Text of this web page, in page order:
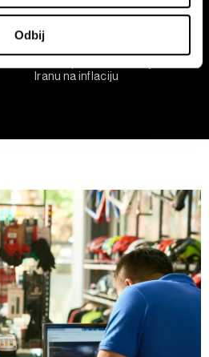
da promenite ili povučete
o kolačićima.
WIN ARENA SPORT d.o.o. i
tehnologijama uPolitici
možete ponovno ažurirati
Pristanak možete u bilo kojem
posledica.
Odbij
Iranu na inflaciju